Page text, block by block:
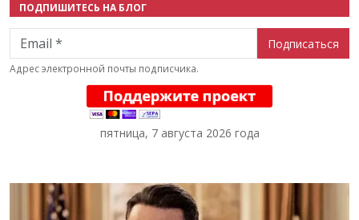
ПОДПИШИТЕСЬ НА БЛОГ
Email
Адрес электронной почты подписчика.
пятница, 7 августа 2026 года